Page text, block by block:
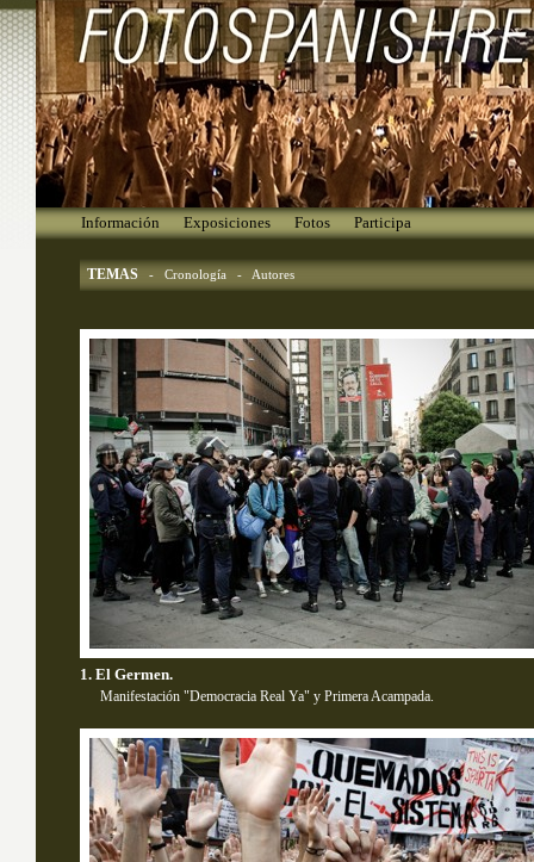
Información Exposiciones Fotos Participa
TEMAS - Cronología - Autores
1. El Germen.
Manifestación "Democracia Real Ya" y Primera Acampada.